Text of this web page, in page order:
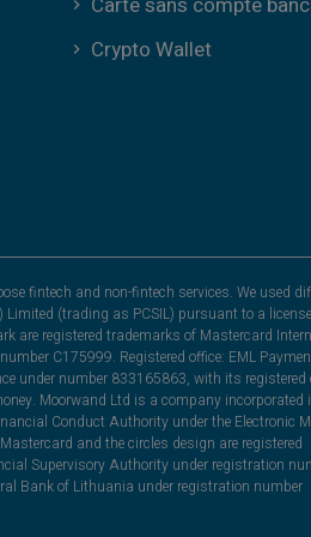
Crypto Wallet
fintech and non-fintech services. We used
(trading as PCSIL) pursuant to a
are registered trademarks of Mastercard
C175999. Registered office: EML
under number 833165863, with its registered
Moorwand Ltd is a company incorporated
Conduct Authority under the Electronic
and the circles design are registered
Supervisory Authority under registration
Bank of Lithuania under registration number